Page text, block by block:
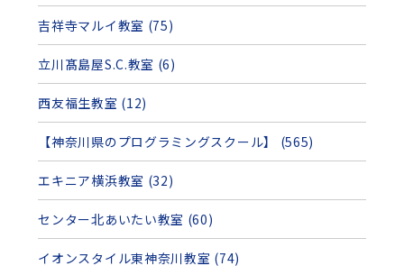
吉祥寺マルイ教室 (75)
立川髙島屋S.C.教室 (6)
西友福生教室 (12)
【神奈川県のプログラミングスクール】 (565)
エキニア横浜教室 (32)
センター北あいたい教室 (60)
イオンスタイル東神奈川教室 (74)